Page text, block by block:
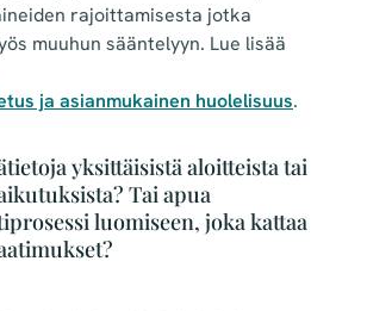
rajoittamisesta jotka
muuhun sääntelyyn. Lue lisää
ja asianmukainen huolelisuus.
yksittäisistä aloitteista tai
Tai apua
luomiseen, joka kattaa